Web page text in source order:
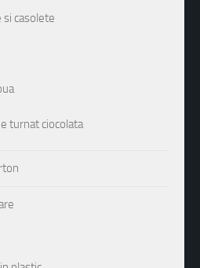
si casolete
turnat ciocolata